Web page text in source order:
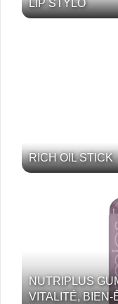
LIP STYLO
RICH OIL STICK
NUTRIPLUS
VITALITÉ,